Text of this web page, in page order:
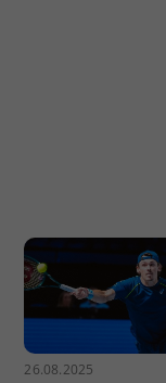
26.08.2025